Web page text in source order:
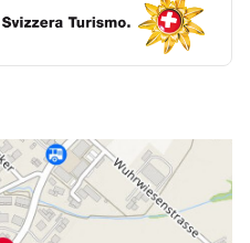
giorno.
di Lisitra le 14 tappe
di Emmasul percorso
su frutta,
come è
la Turgovia .